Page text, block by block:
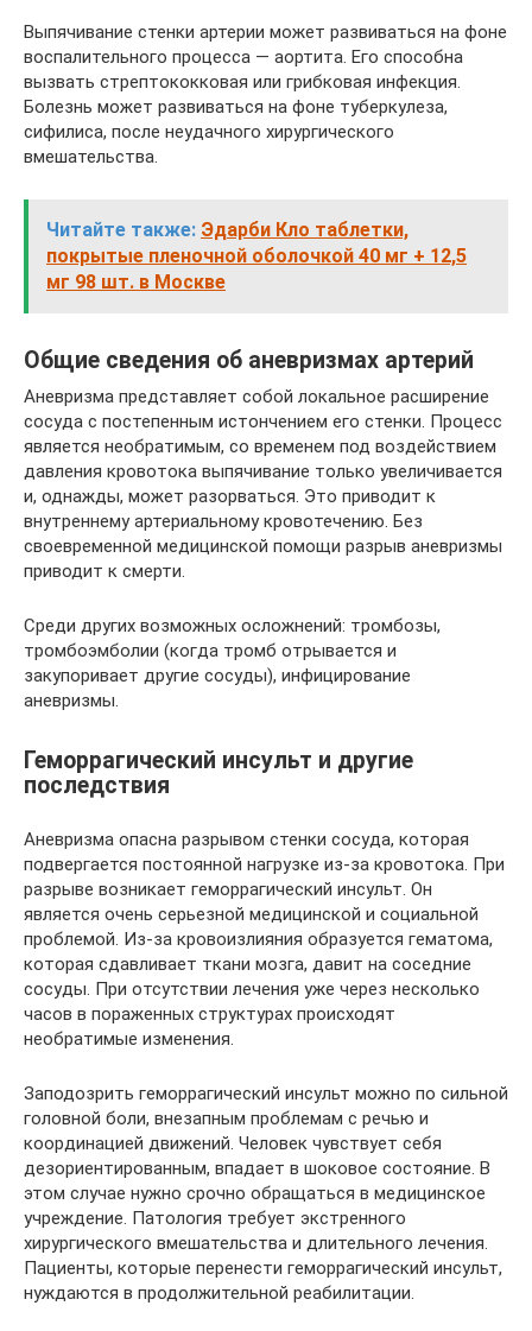
Выпячивание стенки артерии может развиваться на фоне
воспалительного процесса — аортита. Его способна
вызвать стрептококковая или грибковая инфекция.
Болезнь может развиваться на фоне туберкулеза,
сифилиса, после неудачного хирургического
вмешательства.
Читайте также: Эдарби Кло таблетки,
покрытые пленочной оболочкой 40 мг + 12,5
мг 98 шт. в Москве
Общие сведения об аневризмах артерий
Аневризма представляет собой локальное расширение
сосуда с постепенным истончением его стенки. Процесс
является необратимым, со временем под воздействием
давления кровотока выпячивание только увеличивается
и, однажды, может разорваться. Это приводит к
внутреннему артериальному кровотечению. Без
своевременной медицинской помощи разрыв аневризмы
приводит к смерти.
Среди других возможных осложнений: тромбозы,
тромбоэмболии (когда тромб отрывается и
закупоривает другие сосуды), инфицирование
аневризмы.
Геморрагический инсульт и другие
последствия
Аневризма опасна разрывом стенки сосуда, которая
подвергается постоянной нагрузке из-за кровотока. При
разрыве возникает геморрагический инсульт. Он
является очень серьезной медицинской и социальной
проблемой. Из-за кровоизлияния образуется гематома,
которая сдавливает ткани мозга, давит на соседние
сосуды. При отсутствии лечения уже через несколько
часов в пораженных структурах происходят
необратимые изменения.
Заподозрить геморрагический инсульт можно по сильной
головной боли, внезапным проблемам с речью и
координацией движений. Человек чувствует себя
дезориентированным, впадает в шоковое состояние. В
этом случае нужно срочно обращаться в медицинское
учреждение. Патология требует экстренного
хирургического вмешательства и длительного лечения.
Пациенты, которые перенести геморрагический инсульт,
нуждаются в продолжительной реабилитации.